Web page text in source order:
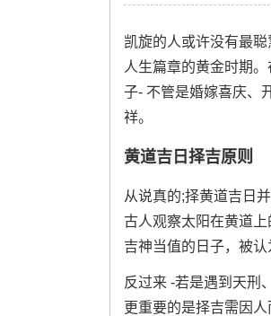
凯旋的人或许没有最
人生篇章的黄金时期
子- 不管是婚嫁喜庆、
祥。
黄道吉日择吉原则
从说真的;择黄道吉日
古人观察太阳在黄道
吉神当值的日子，被认
反过来 -若是遇到天刑
更重要的是择吉需因